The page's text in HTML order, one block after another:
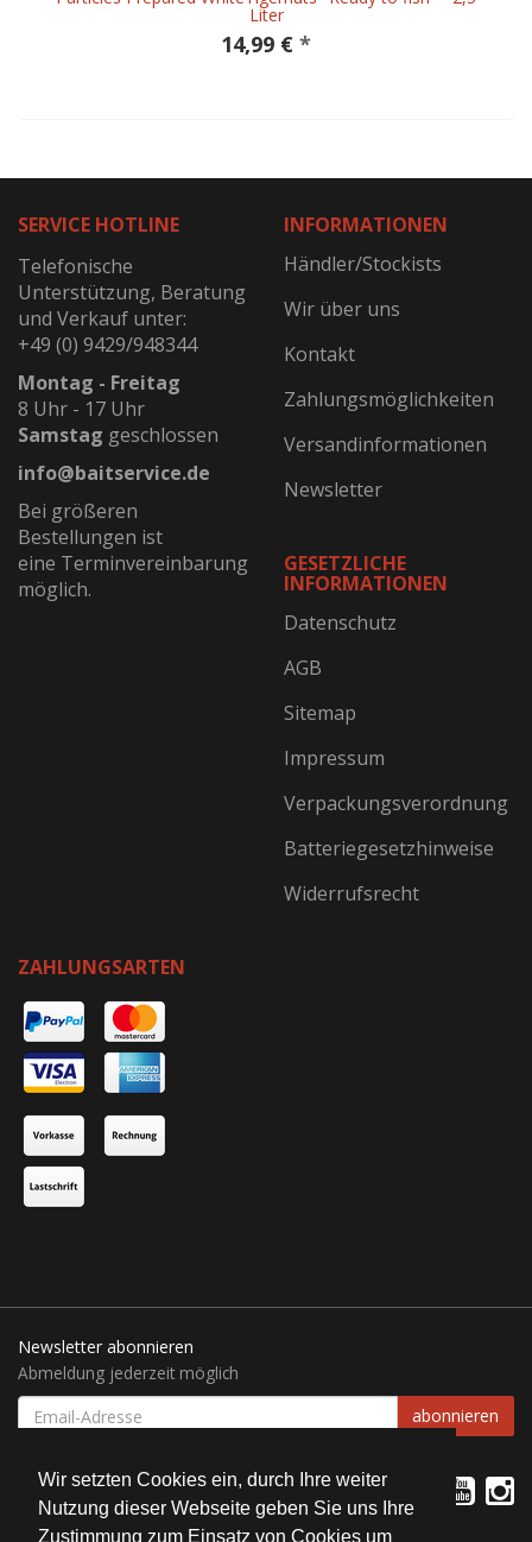
Wir setzten Cookies ein, durch Ihre weiter
Nutzung dieser Webseite geben Sie uns Ihre
Zustimmung zum Einsatz von Cookies um
Liter
14,99 € *
SERVICE HOTLINE
Telefonische
Unterstützung, Beratung
und Verkauf unter:
+49 (0) 9429/948344
Montag - Freitag
8 Uhr - 17 Uhr
Samstag geschlossen
info@baitservice.de
Bei größeren
Bestellungen ist
eine Terminvereinbarung
möglich.
INFORMATIONEN
Händler/Stockists
Wir über uns
Kontakt
Zahlungsmöglichkeiten
Versandinformationen
Newsletter
GESETZLICHE
INFORMATIONEN
Datenschutz
AGB
Sitemap
Impressum
Verpackungsverordnung
Batteriegesetzhinweise
Widerrufsrecht
ZAHLUNGSARTEN
Newsletter abonnieren
Abmeldung jederzeit möglich
EMAIL-
ADRESSE
abonnieren